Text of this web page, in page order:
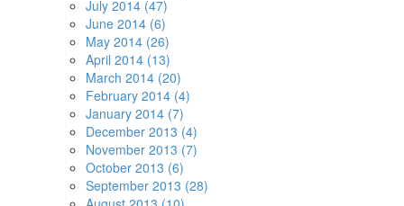
July 2014 (47)
June 2014 (6)
May 2014 (26)
April 2014 (13)
March 2014 (20)
February 2014 (4)
January 2014 (7)
December 2013 (4)
November 2013 (7)
October 2013 (6)
September 2013 (28)